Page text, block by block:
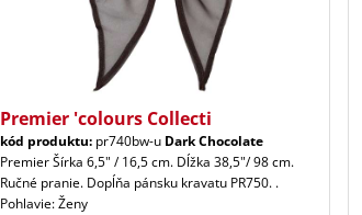
Premier 'colours Collecti
kód produktu: pr740bw-u Dark Chocolate
Premier Šírka 6,5" / 16,5 cm. Dĺžka 38,5"/ 98 cm.
Ručné pranie. Dopĺňa pánsku kravatu PR750. .
Pohlavie: Ženy